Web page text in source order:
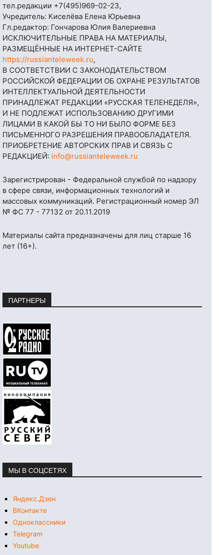
тел.редакции +7(495)969-02-23,
Учредитель: Киселёва Елена Юрьевна
Гл.редактор: Гончарова Юлия Валериевна
ИСКЛЮЧИТЕЛЬНЫЕ ПРАВА НА МАТЕРИАЛЫ,
РАЗМЕЩЁННЫЕ НА ИНТЕРНЕТ-САЙТЕ
https://russianteleweek.ru,
В СООТВЕТСТВИИ С ЗАКОНОДАТЕЛЬСТВОМ
РОССИЙСКОЙ ФЕДЕРАЦИИ ОБ ОХРАНЕ РЕЗУЛЬТАТОВ
ИНТЕЛЛЕКТУАЛЬНОЙ ДЕЯТЕЛЬНОСТИ
ПРИНАДЛЕЖАТ РЕДАКЦИИ «РУССКАЯ ТЕЛЕНЕДЕЛЯ»,
И НЕ ПОДЛЕЖАТ ИСПОЛЬЗОВАНИЮ ДРУГИМИ
ЛИЦАМИ В КАКОЙ БЫ ТО НИ БЫЛО ФОРМЕ БЕЗ
ПИСЬМЕННОГО РАЗРЕШЕНИЯ ПРАВООБЛАДАТЕЛЯ.
ПРИОБРЕТЕНИЕ АВТОРСКИХ ПРАВ И СВЯЗЬ С
РЕДАКЦИЕЙ: info@russianteleweek.ru
Зарегистрирован - Федеральной службой по надзору
в сфере связи, информационных технологий и
массовых коммуникаций. Регистрационный номер ЭЛ
№ ФС 77 - 77132 от 20.11.2019
Материалы сайта предназначены для лиц старше 16
лет (16+).
ПАРТНЕРЫ
МЫ В СОЦСЕТЯХ
Яндекс.Дзен
ВКонтакте
Одноклассники
Telegram
Youtube